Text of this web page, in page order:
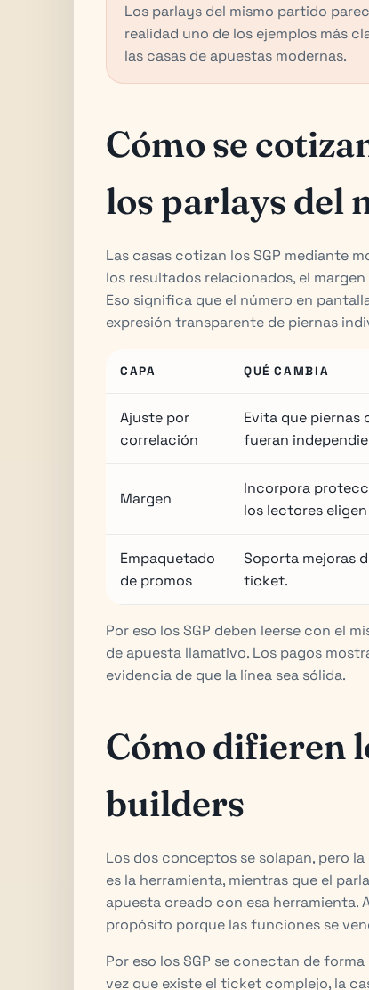
Los parlays del mismo partido
realidad uno de los ejemplos más
las casas de apuestas modernas.
Cómo se
los parlays del
Las casas cotizan los SGP mediante
los resultados relacionados, el
Eso significa que el número en
expresión transparente de piernas
CAPA QUÉ CAMBIA
Ajuste por
correlación
Evita que piernas
fueran
Margen
Incorpora
los lectores
Empaquetado
de promos
Soporta mejoras
ticket.
Por eso los SGP deben leerse con el
de apuesta llamativo. Los pagos
evidencia de que la línea sea sólida.
Cómo difieren
builders
Los dos conceptos se solapan, pero
es la herramienta, mientras que el
apuesta creado con esa herramienta.
propósito porque las funciones se
Por eso los SGP se conectan de
vez que existe el ticket complejo, la